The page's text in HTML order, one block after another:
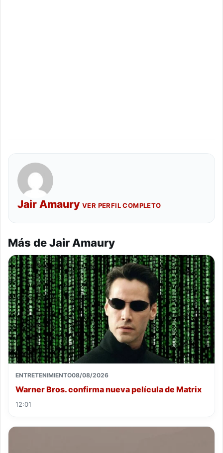
Jair Amaury VER PERFIL COMPLETO
Más de Jair Amaury
ENTRETENIMIENTO08/08/2026
Warner Bros. confirma nueva película de Matrix
12:01